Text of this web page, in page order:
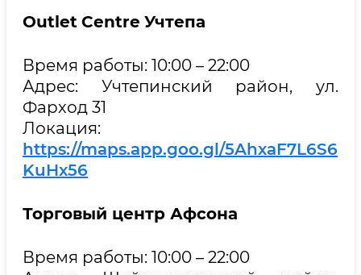
Outlet Centre Учтепа
Время работы: 10:00 – 22:00
Адрес: Учтепинский район, ул.
Фарход 31
Локация:
https://maps.app.goo.gl/5AhxaF7L6S6
KuHx56
Торговый центр Афсона
Время работы: 10:00 – 22:00